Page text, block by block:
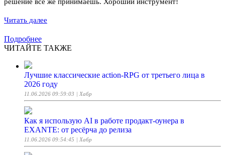
Читать далее
Подробнее
ЧИТАЙТЕ ТАКЖЕ
Лучшие классические action-RPG от третьего лица в
2026 году
11.06.2026 09:59:03 | Хабр
Как я использую AI в работе продакт-оунера в
EXANTE: от ресёрча до релиза
11.06.2026 09:54:45 | Хабр